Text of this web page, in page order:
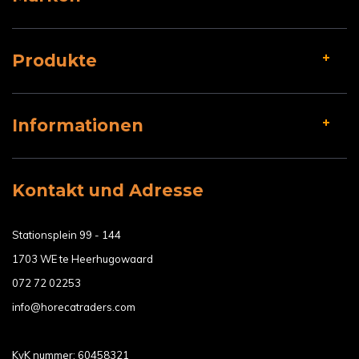
Produkte
Informationen
Kontakt und Adresse
Stationsplein 99 - 144
1703 WE te Heerhugowaard
072 72 02253
info@horecatraders.com
KvK nummer: 60458321